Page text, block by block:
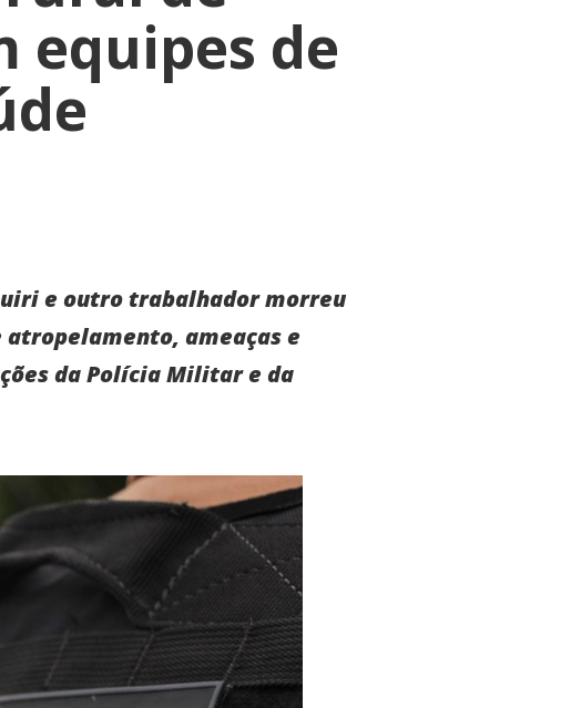
equipes de
e outro trabalhador morreu
ameaças e
da Polícia Militar e da